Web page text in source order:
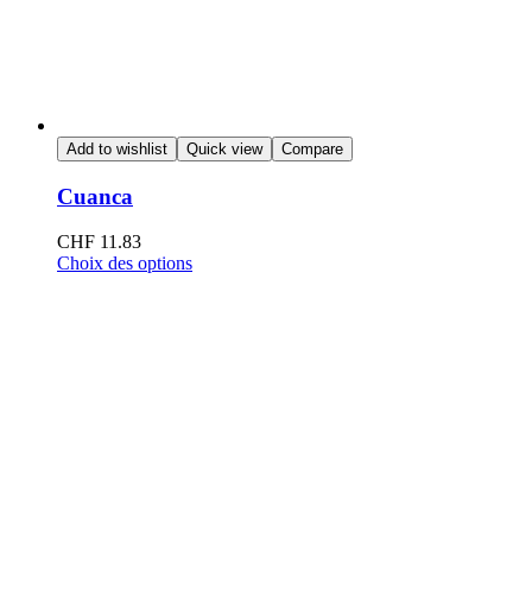
Add to wishlist Quick view Compare
Cuanca
CHF 11.83
Choix des options